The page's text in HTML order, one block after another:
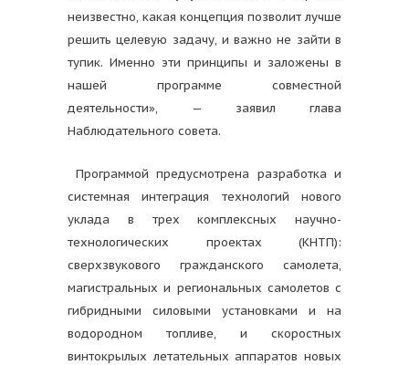
неизвестно, какая концепция позволит лучше
решить целевую задачу, и важно не зайти в
тупик. Именно эти принципы и заложены в
нашей программе совместной
деятельности», — заявил глава
Наблюдательного совета.
Программой предусмотрена разработка и
системная интеграция технологий нового
уклада в трех комплексных научно-
технологических проектах (КНТП):
сверхзвукового гражданского самолета,
магистральных и региональных самолетов с
гибридными силовыми установками и на
водородном топливе, и скоростных
винтокрылых летательных аппаратов новых